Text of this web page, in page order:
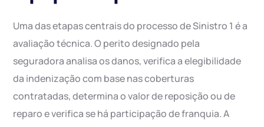
Uma das etapas centrais do processo de Sinistro 1 é a
avaliação técnica. O perito designado pela
seguradora analisa os danos, verifica a elegibilidade
da indenização com base nas coberturas
contratadas, determina o valor de reposição ou de
reparo e verifica se há participação de franquia. A